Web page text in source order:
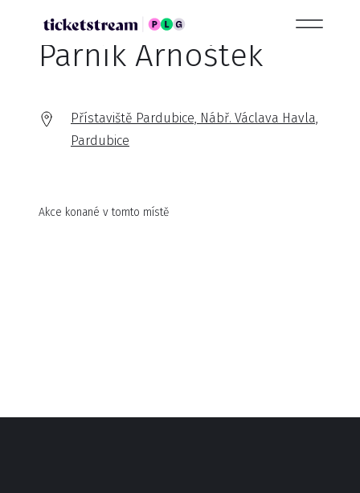
Parník Arnoštek
Přístaviště Pardubice, Nábř. Václava Havla,
Pardubice
Akce konané v tomto místě